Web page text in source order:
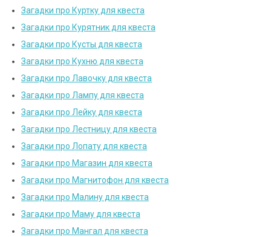
Загадки про Куртку для квеста
Загадки про Курятник для квеста
Загадки про Кусты для квеста
Загадки про Кухню для квеста
Загадки про Лавочку для квеста
Загадки про Лампу для квеста
Загадки про Лейку для квеста
Загадки про Лестницу для квеста
Загадки про Лопату для квеста
Загадки про Магазин для квеста
Загадки про Магнитофон для квеста
Загадки про Малину для квеста
Загадки про Маму для квеста
Загадки про Мангал для квеста